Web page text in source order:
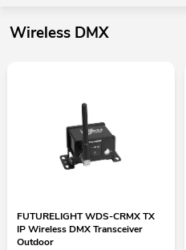
Wireless DMX
FUTURELIGHT WDS-CRMX TX
IP Wireless DMX Transceiver
Outdoor